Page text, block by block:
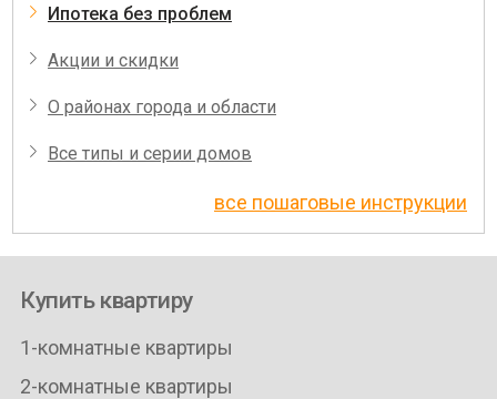
Ипотека без проблем
Акции и скидки
О районах города и области
Все типы и серии домов
все пошаговые инструкции
Купить квартиру
1-комнатные квартиры
2-комнатные квартиры